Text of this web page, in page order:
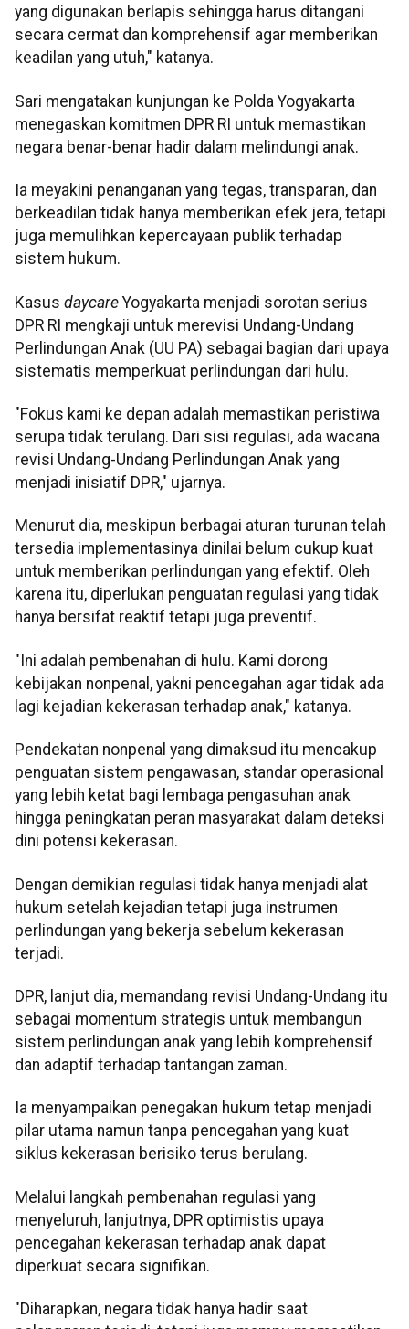
yang digunakan berlapis sehingga harus ditangani
secara cermat dan komprehensif agar memberikan
keadilan yang utuh," katanya.
Sari mengatakan kunjungan ke Polda Yogyakarta
menegaskan komitmen DPR RI untuk memastikan
negara benar-benar hadir dalam melindungi anak.
Ia meyakini penanganan yang tegas, transparan, dan
berkeadilan tidak hanya memberikan efek jera, tetapi
juga memulihkan kepercayaan publik terhadap
sistem hukum.
Kasus daycare Yogyakarta menjadi sorotan serius
DPR RI mengkaji untuk merevisi Undang-Undang
Perlindungan Anak (UU PA) sebagai bagian dari upaya
sistematis memperkuat perlindungan dari hulu.
"Fokus kami ke depan adalah memastikan peristiwa
serupa tidak terulang. Dari sisi regulasi, ada wacana
revisi Undang-Undang Perlindungan Anak yang
menjadi inisiatif DPR," ujarnya.
Menurut dia, meskipun berbagai aturan turunan telah
tersedia implementasinya dinilai belum cukup kuat
untuk memberikan perlindungan yang efektif. Oleh
karena itu, diperlukan penguatan regulasi yang tidak
hanya bersifat reaktif tetapi juga preventif.
"Ini adalah pembenahan di hulu. Kami dorong
kebijakan nonpenal, yakni pencegahan agar tidak ada
lagi kejadian kekerasan terhadap anak," katanya.
Pendekatan nonpenal yang dimaksud itu mencakup
penguatan sistem pengawasan, standar operasional
yang lebih ketat bagi lembaga pengasuhan anak
hingga peningkatan peran masyarakat dalam deteksi
dini potensi kekerasan.
Dengan demikian regulasi tidak hanya menjadi alat
hukum setelah kejadian tetapi juga instrumen
perlindungan yang bekerja sebelum kekerasan
terjadi.
DPR, lanjut dia, memandang revisi Undang-Undang itu
sebagai momentum strategis untuk membangun
sistem perlindungan anak yang lebih komprehensif
dan adaptif terhadap tantangan zaman.
Ia menyampaikan penegakan hukum tetap menjadi
pilar utama namun tanpa pencegahan yang kuat
siklus kekerasan berisiko terus berulang.
Melalui langkah pembenahan regulasi yang
menyeluruh, lanjutnya, DPR optimistis upaya
pencegahan kekerasan terhadap anak dapat
diperkuat secara signifikan.
"Diharapkan, negara tidak hanya hadir saat